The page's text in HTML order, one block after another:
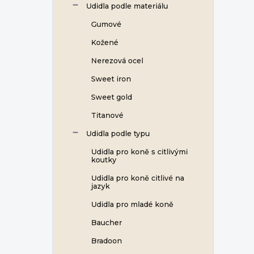
Udidla podle materiálu
Gumové
Kožené
Nerezová ocel
Sweet iron
Sweet gold
Titanové
Udidla podle typu
Udidla pro koně s citlivými
koutky
Udidla pro koně citlivé na
jazyk
Udidla pro mladé koně
Baucher
Bradoon